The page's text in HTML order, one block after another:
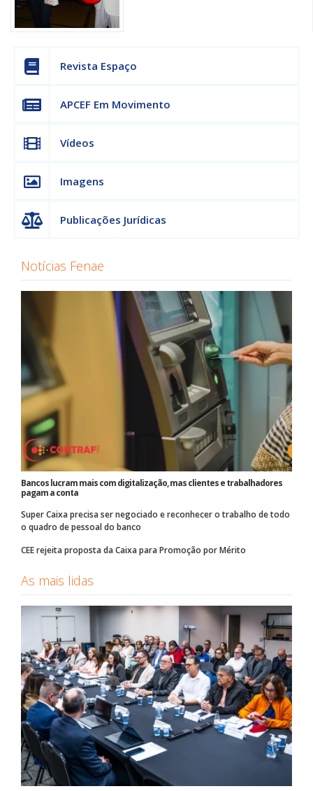
Revista Espaço
APCEF Em Movimento
Vídeos
Imagens
Publicações Jurídicas
Notícias Fenae
Bancos lucram mais com digitalização, mas clientes e trabalhadores
pagam a conta
Super Caixa precisa ser negociado e reconhecer o trabalho de todo
o quadro de pessoal do banco
CEE rejeita proposta da Caixa para Promoção por Mérito
As mais lidas